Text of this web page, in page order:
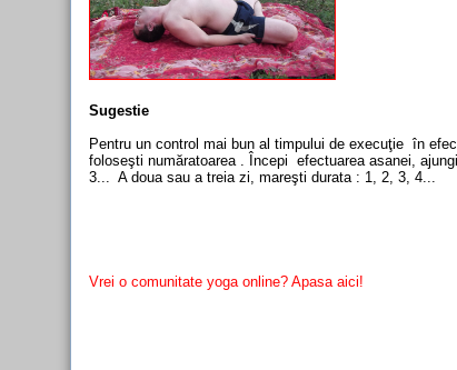
Sugestie
Pentru un control mai bun al timpului de execuţie în
foloseşti număratoarea . Începi efectuarea asanei,
3... A doua sau a treia zi, mareşti durata : 1, 2, 3, 4...
Vrei o comunitate yoga online? Apasa aici!